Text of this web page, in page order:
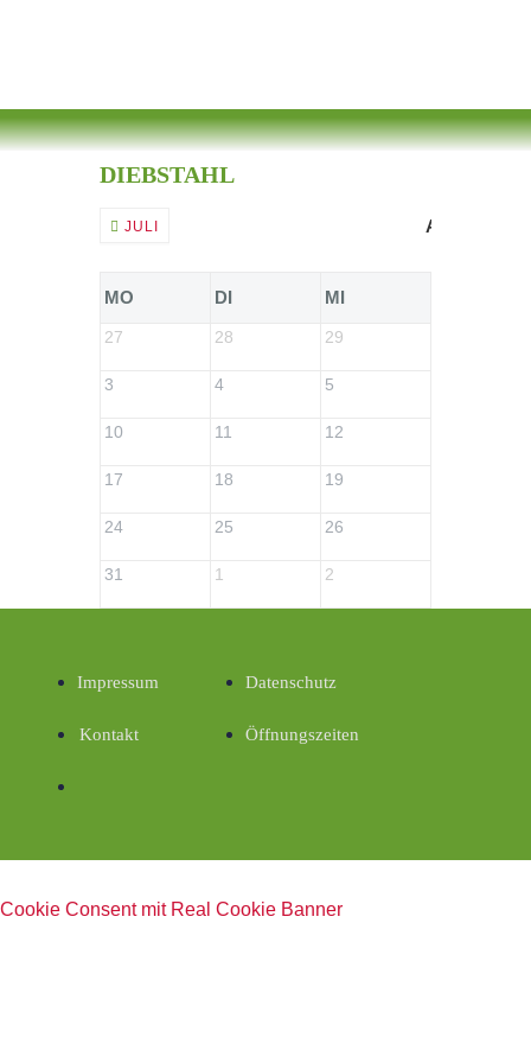
DIEBSTAHL
JULI AUGUST
MO DI MI
27 28 29
3 4 5
10 11 12
17 18 19
24 25 26
31 1 2
Impressum Datenschutz
Kontakt Öffnungszeiten
Cookie Consent mit Real Cookie Banner